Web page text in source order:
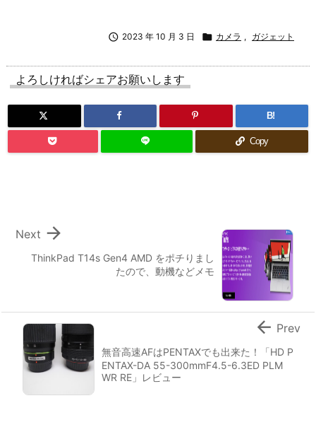
 2023 年 10 月 3 日  カメラ , ガジェット
よろしければシェアお願いします
B!
Copy
ThinkPad T14s Gen4 AMD をポチりまし
たので、動機などメモ

Next
無音高速AFはPENTAXでも出来た！「HD P
ENTAX-DA 55-300mmF4.5-6.3ED PLM
WR RE」レビュー
 Prev